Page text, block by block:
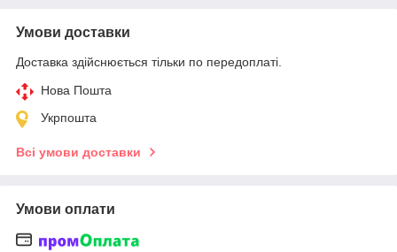
Умови доставки
Доставка здійснюється тільки по передоплаті.
Нова Пошта
Укрпошта
Всі умови доставки
Умови оплати